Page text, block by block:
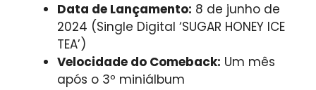
Data de Lançamento: 8 de junho de
2024 (Single Digital ‘SUGAR HONEY ICE
TEA’)
Velocidade do Comeback: Um mês
após o 3º miniálbum